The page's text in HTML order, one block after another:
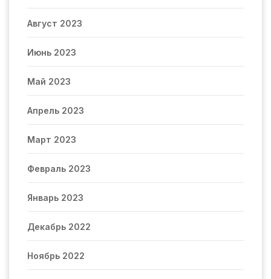
Август 2023
Июнь 2023
Май 2023
Апрель 2023
Март 2023
Февраль 2023
Январь 2023
Декабрь 2022
Ноябрь 2022